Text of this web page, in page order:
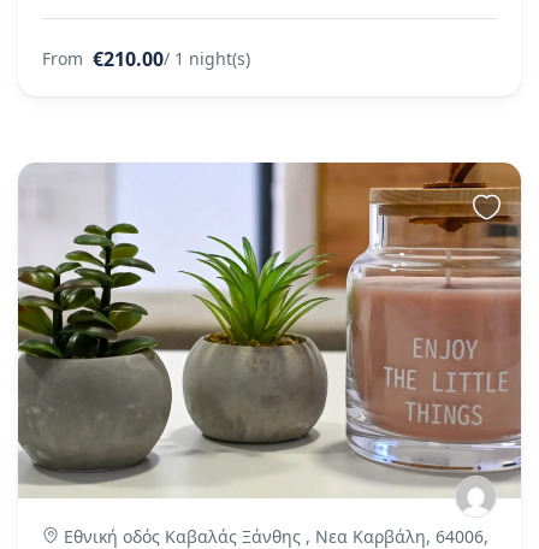
From €210.00/ 1 night(s)
Εθνική οδός Καβαλάς Ξάνθης , Νεα Καρβάλη, 64006,